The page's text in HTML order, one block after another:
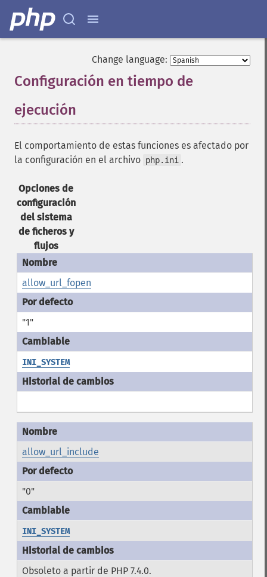
Change language:
Configuración en tiempo de
ejecución
El comportamiento de estas funciones es afectado por
la configuración en el archivo php.ini .
Opciones de
configuración
del sistema
de ficheros y
flujos
allow_url_fopen
"1"
INI_SYSTEM
allow_url_include
"0"
INI_SYSTEM
Obsoleto a partir de PHP 7.4.0.